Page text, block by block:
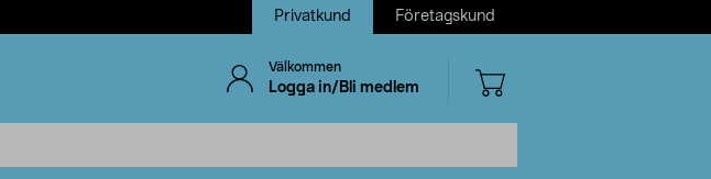
Privatkund Företagskund
Välkommen
Logga in/Bli medlem